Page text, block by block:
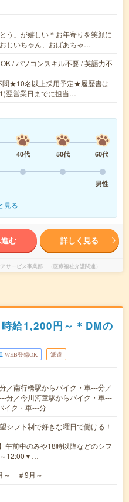
う」が嬉しい＊お年寄りを笑顔に
じいちゃん、おばあちゃ…
/ パソコンスキル不要 / 英語力不
問★10名以上採用予定★履歴書は
翌営業日までに担当…
40代 50代
60代
男性
見る
む 詳しく見る
サービス事業部 （医療福祉介護関連）
給1,200円～＊DMの
WEB登録OK 派遣
／南行橋駅からバイク・車---分／
分／今川河童駅からバイク・車---
イク・車---分
シフト制で好きな曜日で働ける！
午前中のみや18時以降などのシフ
～12:00▼…
～ ＃9月～